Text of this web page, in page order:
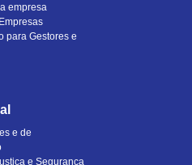
empresa
para Gestores e
e de
e Segurança